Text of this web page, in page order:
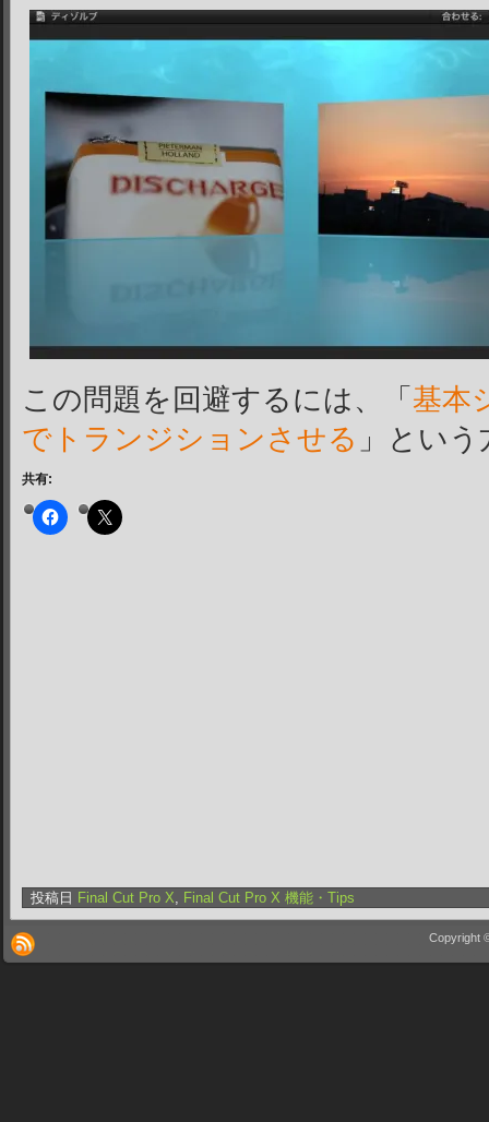
この問題を回避するには、「 基本
でトランジションさせる 」とい
共有:
投稿日 Final Cut Pro X, Final Cut Pro X 機能・Tips
Copyright